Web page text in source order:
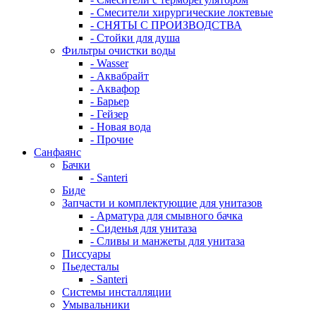
- Смесители хирургические локтевые
- СНЯТЫ С ПРОИЗВОДСТВА
- Стойки для душа
Фильтры очистки воды
- Wasser
- Аквабрайт
- Аквафор
- Барьер
- Гейзер
- Новая вода
- Прочие
Санфаянс
Бачки
- Santeri
Биде
Запчасти и комплектующие для унитазов
- Арматура для смывного бачка
- Сиденья для унитаза
- Сливы и манжеты для унитаза
Писсуары
Пьедесталы
- Santeri
Системы инсталляции
Умывальники